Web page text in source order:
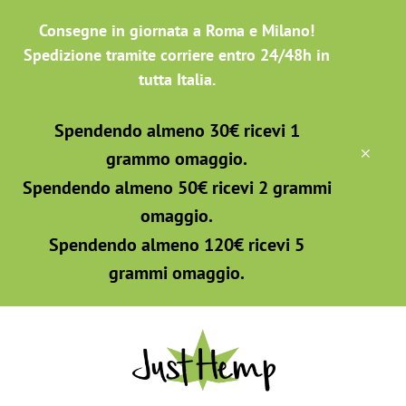
contenuto
principale
footer
Consegne in giornata a Roma e Milano!
Spedizione tramite corriere entro 24/48h in
tutta Italia.
Spendendo almeno 30€ ricevi 1
grammo omaggio.
Spendendo almeno 50€ ricevi 2 grammi
omaggio.
Spendendo almeno 120€ ricevi 5
grammi omaggio.